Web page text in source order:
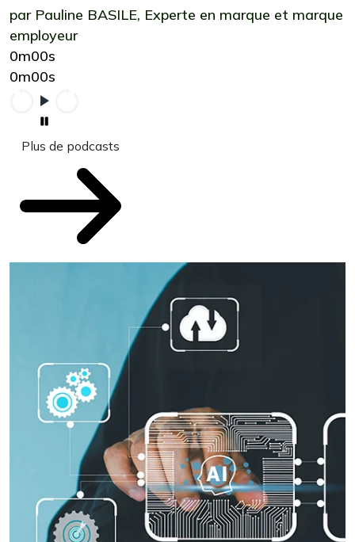
par Pauline BASILE, Experte en marque et marque
employeur
0m00s
0m00s
Plus de podcasts